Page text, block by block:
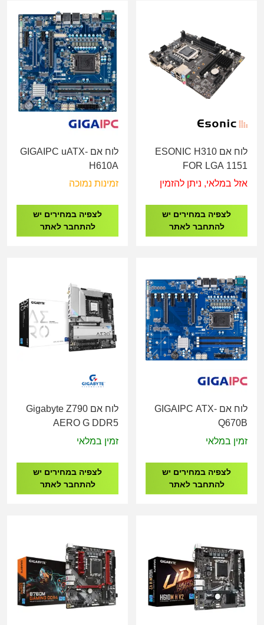
לוח אם ESONIC H310
FOR LGA 1151
אזל במלאי, ניתן להזמין
לצפיה במחירים יש
להתחבר לאתר
לוח אם GIGAIPC uATX-
H610A
זמינות נמוכה
לצפיה במחירים יש
להתחבר לאתר
לוח אם GIGAIPC ATX-
Q670B
זמין במלאי
לצפיה במחירים יש
להתחבר לאתר
לוח אם Gigabyte Z790
AERO G DDR5
זמין במלאי
לצפיה במחירים יש
להתחבר לאתר